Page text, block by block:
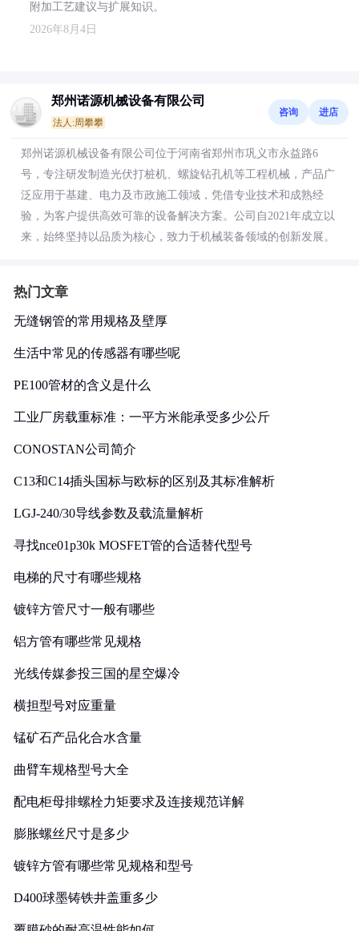
附加工艺建议与扩展知识。
2026年8月4日
郑州诺源机械设备有限公司
法人:周攀攀
咨询 进店
郑州诺源机械设备有限公司位于河南省郑州市巩义市永益路6
号，专注研发制造光伏打桩机、螺旋钻孔机等工程机械，产品广
泛应用于基建、电力及市政施工领域，凭借专业技术和成熟经
验，为客户提供高效可靠的设备解决方案。公司自2021年成立以
来，始终坚持以品质为核心，致力于机械装备领域的创新发展。
热门文章
无缝钢管的常用规格及壁厚
生活中常见的传感器有哪些呢
PE100管材的含义是什么
工业厂房载重标准：一平方米能承受多少公斤
CONOSTAN公司简介
C13和C14插头国标与欧标的区别及其标准解析
LGJ-240/30导线参数及载流量解析
寻找nce01p30k MOSFET管的合适替代型号
电梯的尺寸有哪些规格
镀锌方管尺寸一般有哪些
铝方管有哪些常见规格
光线传媒参投三国的星空爆冷
横担型号对应重量
锰矿石产品化合水含量
曲臂车规格型号大全
配电柜母排螺栓力矩要求及连接规范详解
膨胀螺丝尺寸是多少
镀锌方管有哪些常见规格和型号
D400球墨铸铁井盖重多少